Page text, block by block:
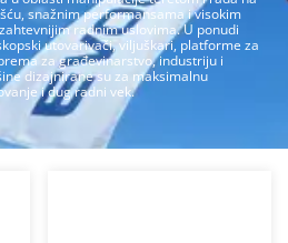
snažnim performansama i visokim
radnim uslovima. U ponudi
utovarivači, viljuškari, platforme za
za građevinarstvo, industriju i
dizajnirane su za maksimalnu
i dug radni vek.